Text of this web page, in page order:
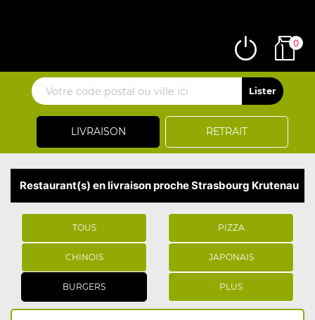
LIVRAISON RETRAIT
0
Restaurant(s) en livraison proche Strasbourg Krutenau
TOUS PIZZA
CHINOIS JAPONAIS
BURGERS PLUS